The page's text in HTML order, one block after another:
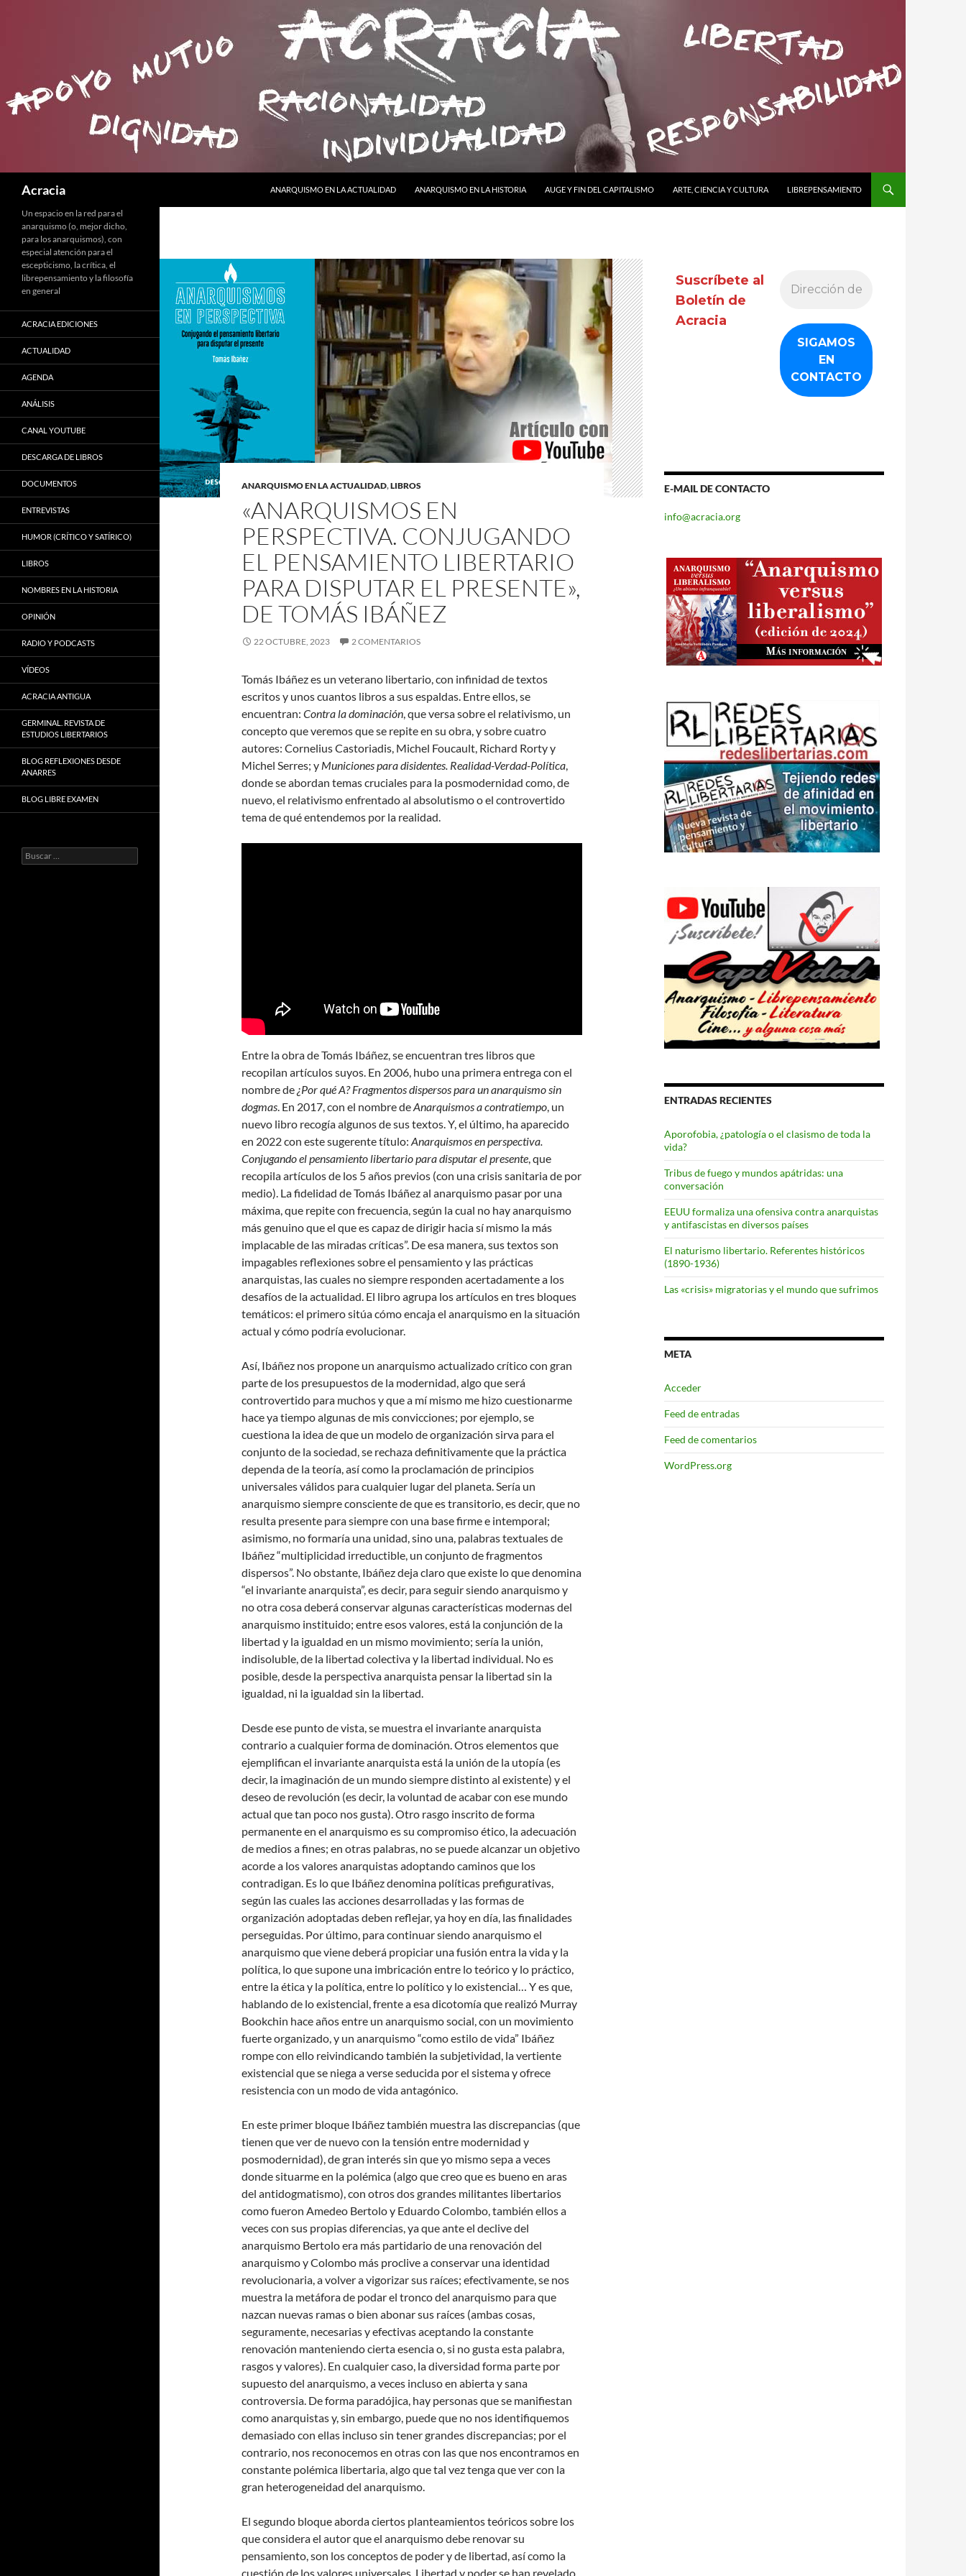
Acracia
ANARQUISMO EN LA ACTUALIDAD
ANARQUISMO EN LA HISTORIA AUGE Y FIN DEL CAPITALISMO ARTE, CIENCIA Y CULTURA LIBREPENSAMIENTO
ANARQUISMO EN LA ACTUALIDAD,LIBROS
«ANARQUISMOS EN
PERSPECTIVA. CONJUGANDO
EL PENSAMIENTO LIBERTARIO
PARA DISPUTAR EL PRESENTE»,
DE TOMÁS IBÁÑEZ
22 OCTUBRE, 2023 2 COMENTARIOS
Tomás Ibáñez es un veterano libertario, con infinidad de textos
escritos y unos cuantos libros a sus espaldas. Entre ellos, se
encuentran: Contra la dominación, que versa sobre el relativismo, un
concepto que veremos que se repite en su obra, y sobre cuatro
autores: Cornelius Castoriadis, Michel Foucault, Richard Rorty y
Michel Serres; y Municiones para disidentes. Realidad-Verdad-Política,
donde se abordan temas cruciales para la posmodernidad como, de
nuevo, el relativismo enfrentado al absolutismo o el controvertido
tema de qué entendemos por la realidad.
Entre la obra de Tomás Ibáñez, se encuentran tres libros que
recopilan artículos suyos. En 2006, hubo una primera entrega con el
nombre de ¿Por qué A? Fragmentos dispersos para un anarquismo sin
dogmas . En 2017, con el nombre deAnarquismos a contratiempo , un
nuevo libro recogía algunos de sus textos. Y, el último, ha aparecido
en 2022 con este sugerente título: Anarquismos en perspectiva.
Conjugando el pensamiento libertario para disputar el presente , que
recopila artículos de los 5 años previos (con una crisis sanitaria de por
medio). La fidelidad de Tomás Ibáñez al anarquismo pasar por una
máxima, que repite con frecuencia, según la cual no hay anarquismo
más genuino que el que es capaz de dirigir hacia sí mismo la más
implacable de las miradas críticas”. De esa manera, sus textos son
impagables reflexiones sobre el pensamiento y las prácticas
anarquistas, las cuales no siempre responden acertadamente a los
desafíos de la actualidad. El libro agrupa los artículos en tres bloques
temáticos: el primero sitúa cómo encaja el anarquismo en la situación
actual y cómo podría evolucionar.
Así, Ibáñez nos propone un anarquismo actualizado crítico con gran
parte de los presupuestos de la modernidad, algo que será
controvertido para muchos y que a mí mismo me hizo cuestionarme
hace ya tiempo algunas de mis convicciones; por ejemplo, se
cuestiona la idea de que un modelo de organización sirva para el
conjunto de la sociedad, se rechaza definitivamente que la práctica
dependa de la teoría, así como la proclamación de principios
universales válidos para cualquier lugar del planeta. Sería un
anarquismo siempre consciente de que es transitorio, es decir, que no
resulta presente para siempre con una base firme e intemporal;
asimismo, no formaría una unidad, sino una, palabras textuales de
Ibáñez “multiplicidad irreductible, un conjunto de fragmentos
dispersos”. No obstante, Ibáñez deja claro que existe lo que denomina
“el invariante anarquista”, es decir, para seguir siendo anarquismo y
no otra cosa deberá conservar algunas características modernas del
anarquismo instituido; entre esos valores, está la conjunción de la
libertad y la igualdad en un mismo movimiento; sería la unión,
indisoluble, de la libertad colectiva y la libertad individual. No es
posible, desde la perspectiva anarquista pensar la libertad sin la
igualdad, ni la igualdad sin la libertad.
Desde ese punto de vista, se muestra el invariante anarquista
contrario a cualquier forma de dominación. Otros elementos que
ejemplifican el invariante anarquista está la unión de la utopía (es
decir, la imaginación de un mundo siempre distinto al existente) y el
deseo de revolución (es decir, la voluntad de acabar con ese mundo
actual que tan poco nos gusta). Otro rasgo inscrito de forma
permanente en el anarquismo es su compromiso ético, la adecuación
de medios a fines; en otras palabras, no se puede alcanzar un objetivo
acorde a los valores anarquistas adoptando caminos que los
contradigan. Es lo que Ibáñez denomina políticas prefigurativas,
según las cuales las acciones desarrolladas y las formas de
organización adoptadas deben reflejar, ya hoy en día, las finalidades
perseguidas. Por último, para continuar siendo anarquismo el
anarquismo que viene deberá propiciar una fusión entra la vida y la
política, lo que supone una imbricación entre lo teórico y lo práctico,
entre la ética y la política, entre lo político y lo existencial… Y es que,
hablando de lo existencial, frente a esa dicotomía que realizó Murray
Bookchin hace años entre un anarquismo social, con un movimiento
fuerte organizado, y un anarquismo “como estilo de vida” Ibáñez
rompe con ello reivindicando también la subjetividad, la vertiente
existencial que se niega a verse seducida por el sistema y ofrece
resistencia con un modo de vida antagónico.
En este primer bloque Ibáñez también muestra las discrepancias (que
tienen que ver de nuevo con la tensión entre modernidad y
posmodernidad), de gran interés sin que yo mismo sepa a veces
donde situarme en la polémica (algo que creo que es bueno en aras
del antidogmatismo), con otros dos grandes militantes libertarios
como fueron Amedeo Bertolo y Eduardo Colombo, también ellos a
veces con sus propias diferencias, ya que ante el declive del
anarquismo Bertolo era más partidario de una renovación del
anarquismo y Colombo más proclive a conservar una identidad
revolucionaria, a volver a vigorizar sus raíces; efectivamente, se nos
muestra la metáfora de podar el tronco del anarquismo para que
nazcan nuevas ramas o bien abonar sus raíces (ambas cosas,
seguramente, necesarias y efectivas aceptando la constante
renovación manteniendo cierta esencia o, si no gusta esta palabra,
rasgos y valores). En cualquier caso, la diversidad forma parte por
supuesto del anarquismo, a veces incluso en abierta y sana
controversia. De forma paradójica, hay personas que se manifiestan
como anarquistas y, sin embargo, puede que no nos identifiquemos
demasiado con ellas incluso sin tener grandes discrepancias; por el
contrario, nos reconocemos en otras con las que nos encontramos en
constante polémica libertaria, algo que tal vez tenga que ver con la
gran heterogeneidad del anarquismo.
El segundo bloque aborda ciertos planteamientos teóricos sobre los
que considera el autor que el anarquismo debe renovar su
pensamiento, son los conceptos de poder y de libertad, así como la
cuestión de los valores universales. Libertad y poder se han revelado
Suscríbete al
Boletín de
Acracia
E-MAIL DE CONTACTO
info@acracia.org
ENTRADAS RECIENTES
Aporofobia, ¿patología o el clasismo de toda la
vida?
Tribus de fuego y mundos apátridas: una
conversación
EEUU formaliza una ofensiva contra anarquistas
y antifascistas en diversos países
El naturismo libertario. Referentes históricos
(1890-1936)
Las «crisis» migratorias y el mundo que sufrimos
META
Acceder
Feed de entradas
Feed de comentarios
WordPress.org
Un espacio en la red para el
anarquismo (o, mejor dicho,
para los anarquismos), con
especial atención para el
escepticismo, la crítica, el
librepensamiento y la filosofía
en general
ACRACIA EDICIONES
ACTUALIDAD
AGENDA
ANÁLISIS
CANAL YOUTUBE
DESCARGA DE LIBROS
DOCUMENTOS
ENTREVISTAS
HUMOR (CRÍTICO Y SATÍRICO)
LIBROS
NOMBRES EN LA HISTORIA
OPINIÓN
RADIO Y PODCASTS
VÍDEOS
ACRACIA ANTIGUA
GERMINAL. REVISTA DE
ESTUDIOS LIBERTARIOS
BLOG REFLEXIONES DESDE
ANARRES
BLOG LIBRE EXAMEN
Buscar: